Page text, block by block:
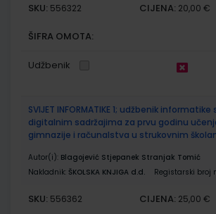
SKU: 556322 CIJENA: 20,00 €
ŠIFRA OMOTA:
Udžbenik
SVIJET INFORMATIKE 1; udžbenik
digitalnim sadržajima za prvu godinu
gimnazije i računalstva u strukovnim
Autor(i): Blagojević Stjepanek Stranjak Tomić
Nakladnik: ŠKOLSKA KNJIGA d.d. Registarski broj
SKU: 556362 CIJENA: 25,00 €